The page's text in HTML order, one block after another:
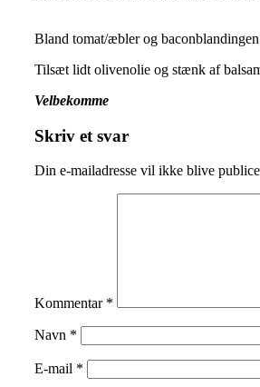
Bland tomat/æbler og
Tilsæt lidt olivenolie og stænk af
Velbekomme
Skriv et svar
Din e-mailadresse vil ikke blive
Kommentar *
Navn *
E-mail *